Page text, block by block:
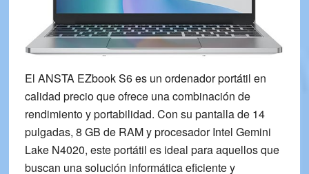
El ANSTA EZbook S6 es un ordenador portátil en
calidad precio que ofrece una combinación de
rendimiento y portabilidad. Con su pantalla de 14
pulgadas, 8 GB de RAM y procesador Intel Gemini
Lake N4020, este portátil es ideal para aquellos que
buscan una solución informática eficiente y